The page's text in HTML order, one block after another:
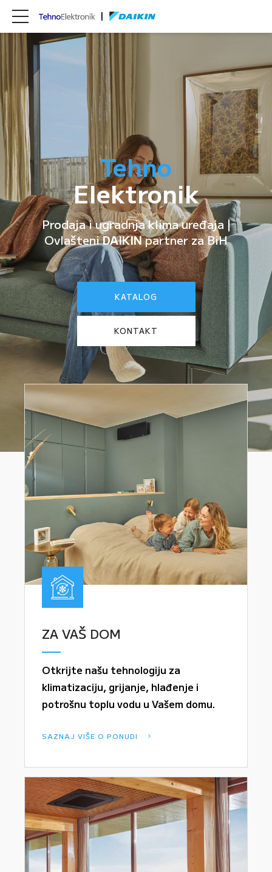
Tehno
Elektronik
Prodaja i ugradnja klima uređaja |
OvlašteniDAIKINpartner za BiH
KATALOG
KONTAKT
ZA VAŠ DOM
Otkrijte našu tehnologiju za
klimatizaciju, grijanje, hlađenje i
potrošnu toplu vodu u Vašem domu.
SAZNAJ VIŠE O PONUDI